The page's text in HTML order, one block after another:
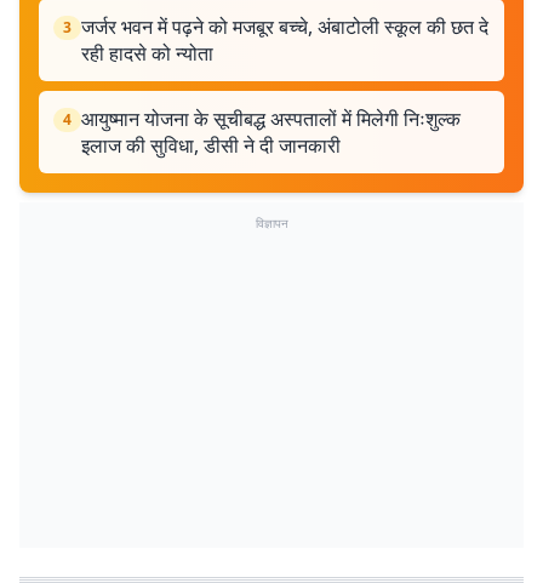
3 जर्जर भवन में पढ़ने को मजबूर बच्चे, अंबाटोली स्कूल की छत दे
रही हादसे को न्योता
4 आयुष्मान योजना के सूचीबद्ध अस्पतालों में मिलेगी निःशुल्क
इलाज की सुविधा, डीसी ने दी जानकारी
विज्ञापन